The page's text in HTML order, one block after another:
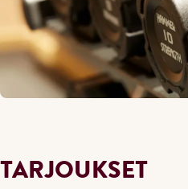
TARJOUKSET